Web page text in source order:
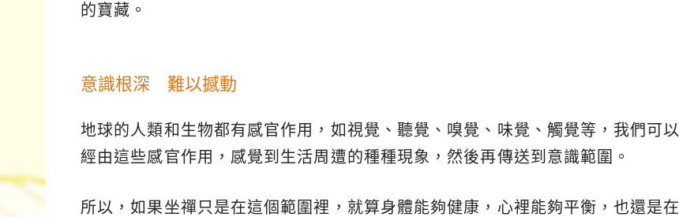
的寶藏。
意識根深 難以撼動
地球的人類和生物都有感官作用，如視覺、聽覺、嗅覺、味覺、觸覺等，我們可以
經由這些感官作用，感覺到生活周遭的種種現象，然後再傳送到意識範圍。
所以，如果坐禪只是在這個範圍裡，就算身體能夠健康，心裡能夠平衡，也還是在